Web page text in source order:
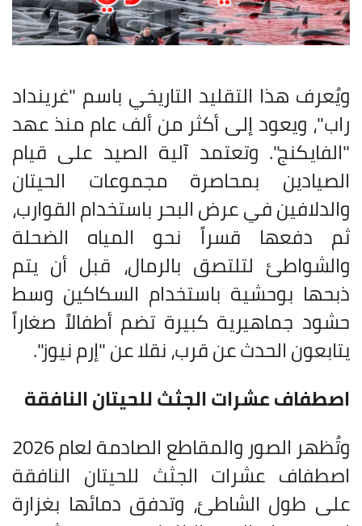
ويُعرف هذا التقليد التاريخي باسم "غرينداد
راب"، ويعود إلى أكثر من ألف عام منذ عهد
"الفايكنج". وتعتمد آلية الصيد على قيام
الصيادين بمحاصرة مجموعات الحيتان
والدلافين في عرض البحر باستخدام القوارب،
ثم دفعها قسراً نحو المياه الضحلة
والشواطئ لتلتصق بالرمال، قبل أن يتم
ذبحها بوحشية باستخدام السكاكين وسط
حشود جماهيرية كبيرة تضم أطفالاً صغاراً
يتابعون الحدث عن قرب، نقلا عن "إرم نيوز".
اصطفاف عشرات الجثث للحيتان النافقة
وتُظهر الصور والمقاطع الصادمة لعام 2026
اصطفاف عشرات الجثث للحيتان النافقة
على طول الشاطئ، وتدفق دمائها بغزارة